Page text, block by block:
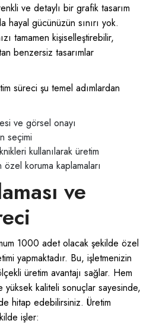
ve detaylı bir grafik tasarım
hayal gücünüzün sınırı yok.
tamamen kişiselleştirebilir,
benzersiz tasarımlar
süreci şu temel adımlardan
ve görsel onayı
seçimi
kullanılarak üretim
özel koruma kaplamaları
ve
1000 adet olacak şekilde özel
yapmaktadır. Bu, işletmenizin
üretim avantajı sağlar. Hem
yüksek kaliteli sonuçlar sayesinde,
hitap edebilirsiniz. Üretim
işler: